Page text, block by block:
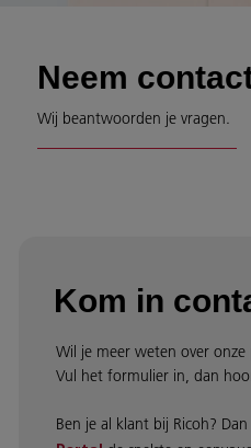
Neem
Wij beantwoorden je vragen.
Kom in
Wil je meer weten over
Vul het formulier in, dan
Ben je al klant bij Ricoh? Dan